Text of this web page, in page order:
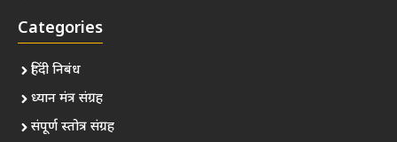
Categories
हिंदी निबंध
ध्यान मंत्र संग्रह
संपूर्ण स्तोत्र संग्रह